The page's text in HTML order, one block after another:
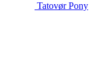
Tatovør Pony